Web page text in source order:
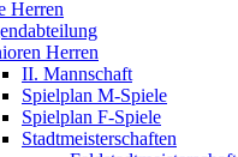
Herren
Herren
II. Mannschaft
Spielplan M-Spiele
Spielplan F-Spiele
Stadtmeisterschaften